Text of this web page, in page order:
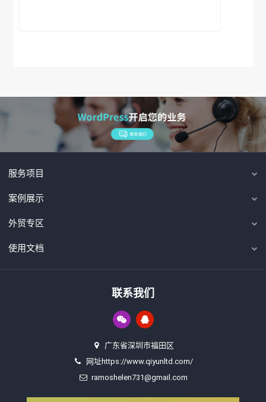
服务项目
案例展示
外贸专区
使用文档
联系我们
广东省深圳市福田区
网址https://www.qiyunltd.com/
ramoshelen731@gmail.com